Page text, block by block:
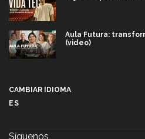
Aula Futura:
(video)
CAMBIAR IDIOMA
ES
Síguenos